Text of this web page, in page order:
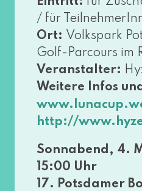
/ für
Ort: Volkspark
Golf-Parcours im
Veranstalter:
Weitere Infos
http://​
Sonnabend, 4.
15:00 Uhr
17. Potsdamer